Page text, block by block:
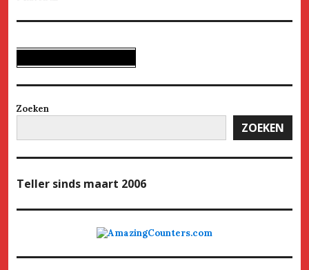
Zoeken
ZOEKEN
Teller sinds maart 2006